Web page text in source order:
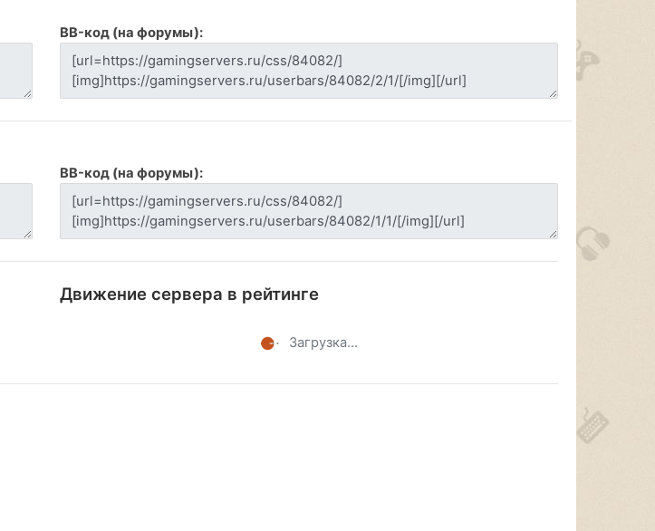
BB-код (на форумы):
BB-код (на форумы):
Движение сервера в рейтинге
Загрузка...